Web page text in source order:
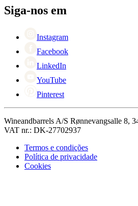
Black Friday
Singles Day
Siga-nos em
Instagram
Facebook
LinkedIn
YouTube
Pinterest
Wineandbarrels A/S Rønnevangsalle 8,
VAT nr.: DK-27702937
Termos e condições
Política de privacidade
Cookies